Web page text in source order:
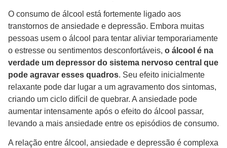
O consumo de álcool está fortemente ligado aos
transtornos de ansiedade e depressão. Embora muitas
pessoas usem o álcool para tentar aliviar temporariamente
o estresse ou sentimentos desconfortáveis, o álcool é na
verdade um depressor do sistema nervoso central que
pode agravar esses quadros. Seu efeito inicialmente
relaxante pode dar lugar a um agravamento dos sintomas,
criando um ciclo difícil de quebrar. A ansiedade pode
aumentar intensamente após o efeito do álcool passar,
levando a mais ansiedade entre os episódios de consumo.
A relação entre álcool, ansiedade e depressão é complexa